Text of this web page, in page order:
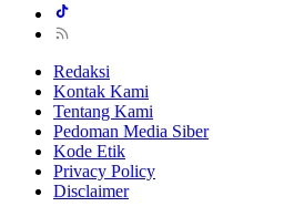
Redaksi
Kontak Kami
Tentang Kami
Pedoman Media Siber
Kode Etik
Privacy Policy
Disclaimer